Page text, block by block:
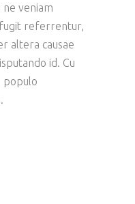
veniam
fugit referrentur,
altera causae
id. Cu
populo